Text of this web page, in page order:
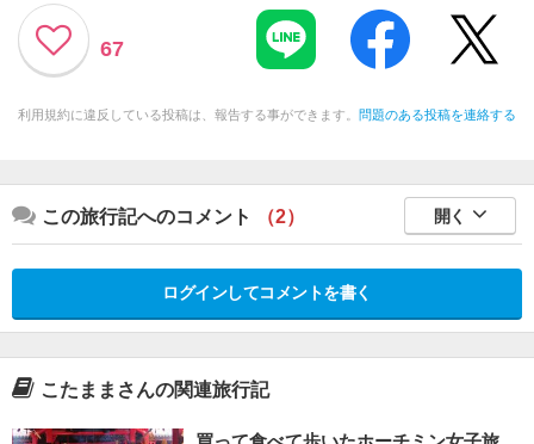
67
利用規約に違反している投稿は、報告する事ができます。 問題のある投稿を連絡する
この旅行記へのコメント （2） 開く
ログインしてコメントを書く
こたままさんの関連旅行記